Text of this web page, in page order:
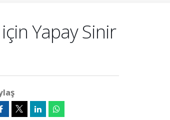
Yapay Sinir